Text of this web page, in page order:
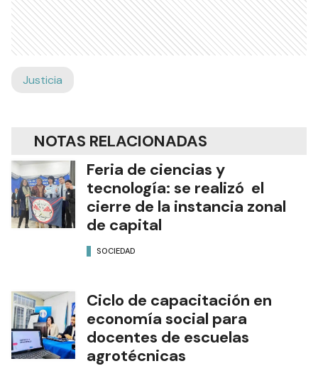
Justicia
NOTAS RELACIONADAS
Feria de ciencias y
tecnología: se realizó el
cierre de la instancia zonal
de capital
SOCIEDAD
Ciclo de capacitación en
economía social para
docentes de escuelas
agrotécnicas